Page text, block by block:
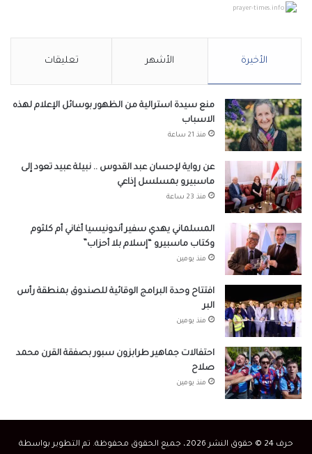
prayer-times.info
الأخيرة الأشهر تعليقات
منع سيدة استرالية من الظهور بوسائل الإعلام لهذه
الاسباب
منذ 21 ساعة
عن رواية لإحسان عبد القدوس .. نبيلة عبيد تعود إلى
ماسبيرو بمسلسل إذاعي
منذ 23 ساعة
المسلماني يهدي سفير أندونيسيا أغاني أم كلثوم
وكتاب ماسبيرو “إسلام بلا أحزاب”
منذ يومين
افتتاح وحدة البرامج الوقائية للصندوق بمنطقة رأس
البر
منذ يومين
احتفالات جماهير طرابزون سبور بصفقة القرن محمد
صلاح
منذ يومين
حرف 24 © حقوق النشر 2026، جميع الحقوق محفوظة. تم التطوير بواسطة